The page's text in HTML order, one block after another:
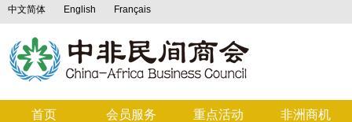
中文简体 English Français
首页 会员服务 重点活动 非洲商机